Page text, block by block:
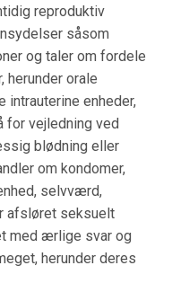
reproduktiv
såsom
og taler om fordele
herunder orale
enheder,
for vejledning ved
blødning eller
om kondomer,
selvværd,
afsløret seksuelt
med ærlige svar og
herunder deres